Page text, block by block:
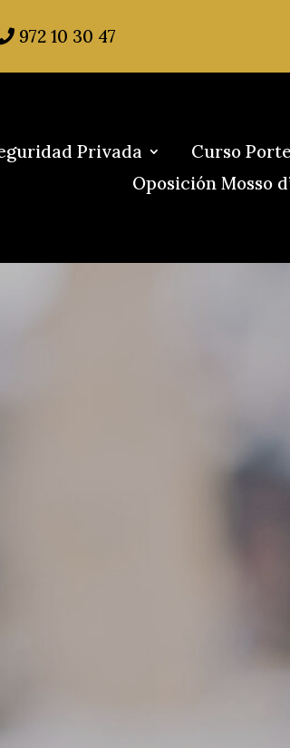
972 10 30 47
Privada Curso
Oposición Mosso